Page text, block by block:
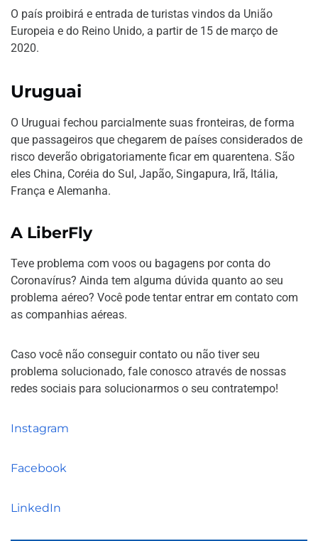
O país proibirá e entrada de turistas vindos da União
Europeia e do Reino Unido, a partir de 15 de março de
2020.
Uruguai
O Uruguai fechou parcialmente suas fronteiras, de forma
que passageiros que chegarem de países considerados de
risco deverão obrigatoriamente ficar em quarentena. São
eles China, Coréia do Sul, Japão, Singapura, Irã, Itália,
França e Alemanha.
A LiberFly
Teve problema com voos ou bagagens por conta do
Coronavírus? Ainda tem alguma dúvida quanto ao seu
problema aéreo? Você pode tentar entrar em contato com
as companhias aéreas.
Caso você não conseguir contato ou não tiver seu
problema solucionado, fale conosco através de nossas
redes sociais para solucionarmos o seu contratempo!
Instagram
Facebook
LinkedIn